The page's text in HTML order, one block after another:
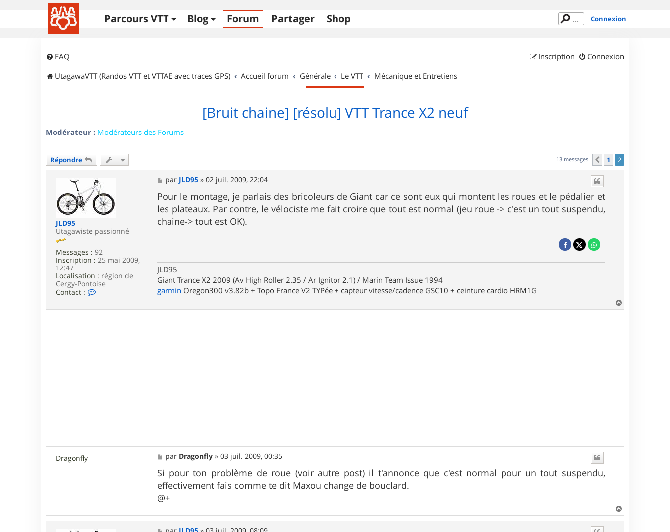
Parcours VTT Blog Forum Partager Shop Connexion
FAQ Connexion
Inscription
UtagawaVTT (Randos VTT et VTTAE avec traces GPS)
Accueil forum Générale Le VTT Mécanique et Entretiens
[Bruit chaine] [résolu] VTT Trance X2 neuf
Modérateur : Modérateurs des Forums
Répondre 13 messages Précédent
1 2
JLD95
Utagawiste passionné
Messages : 92
Inscription : 25 mai 2009,
12:47
Localisation : région de
Cergy-Pontoise
Contact :
M
e
s
s
a
g
e
par JLD95 »02 juil. 2009, 22:04
Pour le montage, je parlais des bricoleurs de Giant car ce sont eux qui montent les roues et le pédalier et
les plateaux. Par contre, le vélociste me fait croire que tout est normal (jeu roue -> c'est un tout suspendu,
chaine-> tout est OK).
JLD95
Giant Trance X2 2009 (Av High Roller 2.35 / Ar Ignitor 2.1) / Marin Team Issue 1994
garmin Oregon300 v3.82b + Topo France V2 TYPée + capteur vitesse/cadence GSC10 + ceinture cardio HRM1G
a
Dragonfly
M
e
s
s
a
g
e
par Dragonfly »03 juil. 2009, 00:35
Si pour ton problème de roue (voir autre post) il t'annonce que c'est normal pour un tout suspendu,
effectivement fais comme te dit Maxou change de bouclard.
@+
a
M